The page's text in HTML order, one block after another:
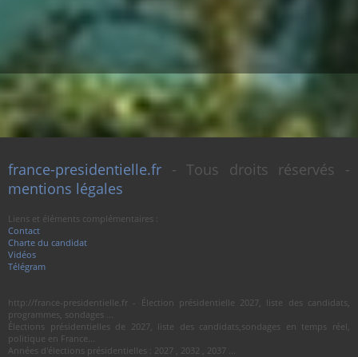
france-presidentielle.fr - Tous droits réservés -
mentions légales
Liens et éléments complémentaires :
Contact
Charte du candidat
Vidéos
Télégram
http://france-presidentielle.fr - Élection présidentielle 2027, liste des candidats,
programmes, sondages ...
Élections présidentielles de 2027, liste des candidats,sondages en temps réel,
politique en France...
Années d'élections présidentielles : 2027 , 2032 , 2037 ...